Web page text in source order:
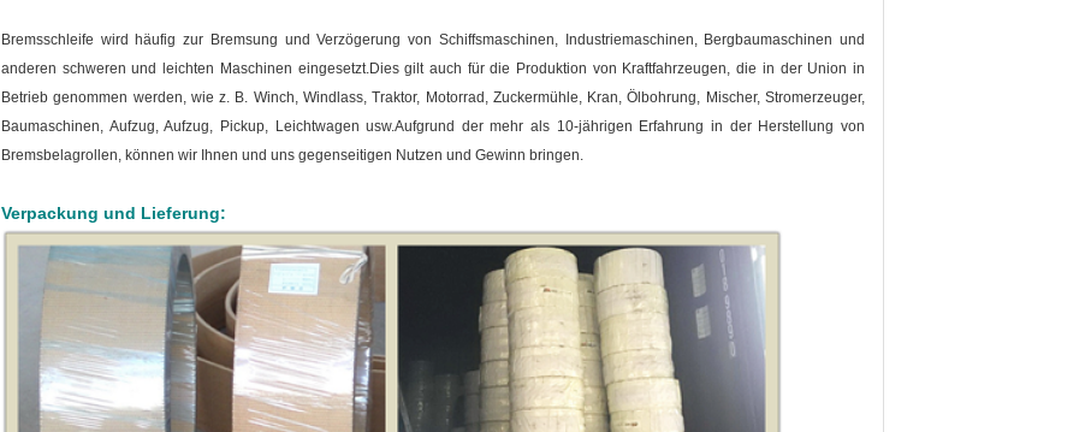
Bremsschleife wird häufig zur Bremsung und Verzögerung von Schiffsmaschinen, Industriemaschinen, Bergbaumaschinen und
anderen schweren und leichten Maschinen eingesetzt.Dies gilt auch für die Produktion von Kraftfahrzeugen, die in der Union in
Betrieb genommen werden, wie z. B. Winch, Windlass, Traktor, Motorrad, Zuckermühle, Kran, Ölbohrung, Mischer, Stromerzeuger,
Baumaschinen, Aufzug, Aufzug, Pickup, Leichtwagen usw.Aufgrund der mehr als 10-jährigen Erfahrung in der Herstellung von
Bremsbelagrollen, können wir Ihnen und uns gegenseitigen Nutzen und Gewinn bringen.
Verpackung und Lieferung: